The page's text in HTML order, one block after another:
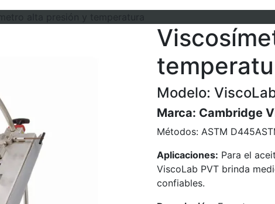
Modelo:
Marca: Cambridge
Métodos:ASTM D445
Aplicaciones: Para el
ViscoLab PVT brinda
confiables.